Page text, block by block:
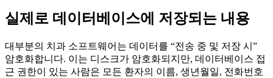
실제로 데이터베이스에 저장되는 내용
대부분의 치과 소프트웨어는 데이터를 “전송 중 및 저장 시”
암호화합니다. 이는 디스크가 암호화되지만, 데이터베이스 접
근 권한이 있는 사람은 모든 환자의 이름, 생년월일, 전화번호